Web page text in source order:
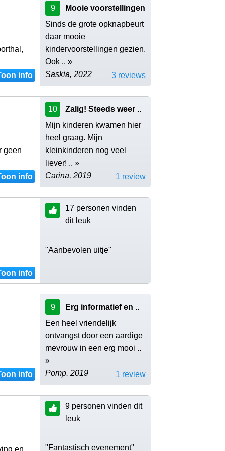
info
9
Mooie voorstellingen
Sinds de grote opknapbeurt
daar mooie
kindervoorstellingen gezien.
Ook .. »
Saskia, 2022
3 reviews
geen
info
10
Zalig! Steeds weer ..
Mijn kinderen kwamen hier
heel graag. Mijn
kleinkinderen nog veel
liever! .. »
Carina, 2019
1 review
info
17 personen vinden
dit leuk
"Aanbevolen uitje"
info
9
Erg informatief en ..
Een heel vriendelijk
ontvangst door een aardige
mevrouw in een erg mooi ..
»
Pomp, 2019
1 review
en
9 personen vinden dit
leuk
"Fantastisch evenement"